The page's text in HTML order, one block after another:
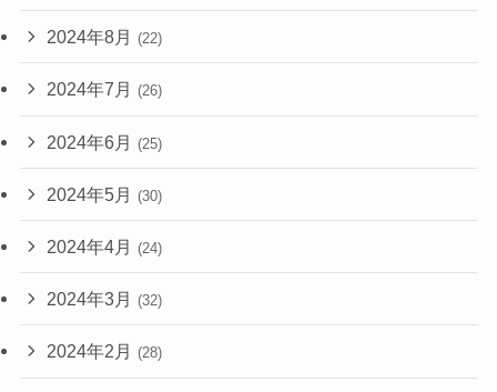
2024年8月 (22)
2024年7月 (26)
2024年6月 (25)
2024年5月 (30)
2024年4月 (24)
2024年3月 (32)
2024年2月 (28)